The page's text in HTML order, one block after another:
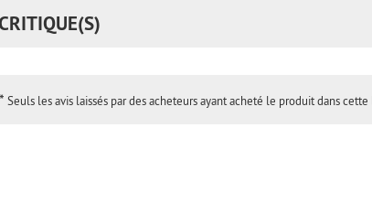
* Seuls les avis laissés par des acheteurs ayant acheté le produit dans